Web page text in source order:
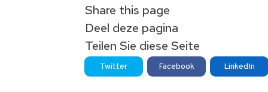
Share this page
Deel deze pagina
Teilen Sie diese Seite
Twitter Facebook LinkedIn